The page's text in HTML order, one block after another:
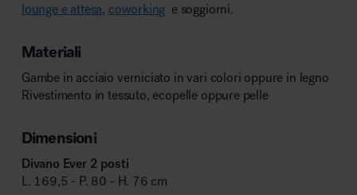
lounge e attesa, coworking e soggiorni.
Materiali
Gambe in acciaio verniciato in vari colori oppure in legno
Rivestimento in tessuto, ecopelle oppure pelle
Dimensioni
Divano Ever 2 posti
L. 169,5 - P. 80 - H. 76 cm